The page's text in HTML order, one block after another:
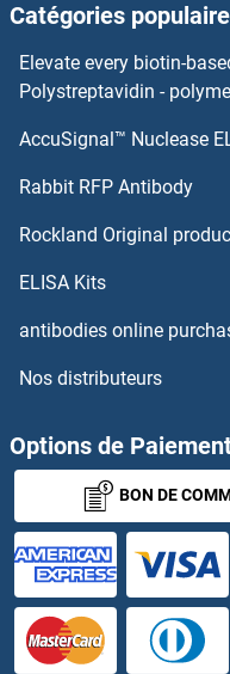
Catégories
Elevate every biotin-
Polystreptavidin -
AccuSignal™ Nuclease
Rabbit RFP Antibody
Rockland Original
ELISA Kits
antibodies online
Nos distributeurs
Options de
BON DE